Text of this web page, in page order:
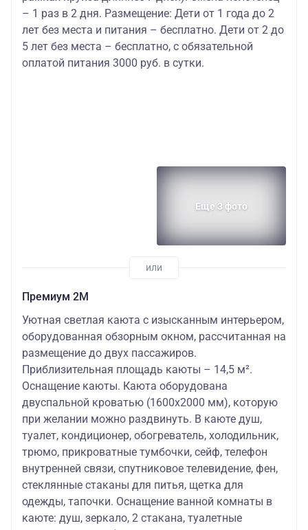
– 1 раз в 2 дня. Размещение: Дети от 1 года до 2
лет без места и питания – бесплатно. Дети от 2 до
5 лет без места – бесплатно, с обязательной
оплатой питания 3000 руб. в сутки.
Еще 3 фото
Премиум 2М
Уютная светлая каюта с изысканным интерьером,
оборудованная обзорным окном, рассчитанная на
размещение до двух пассажиров.
Приблизительная площадь каюты – 14,5 м².
Оснащение каюты. Каюта оборудована
двуспальной кроватью (1600х2000 мм), которую
при желании можно раздвинуть. В каюте душ,
туалет, кондиционер, обогреватель, холодильник,
трюмо, прикроватные тумбочки, сейф, телефон
внутренней связи, спутниковое телевидение, фен,
стеклянные стаканы для питья, щетка для
одежды, тапочки. Оснащение ванной комнаты в
каюте: душ, зеркало, 2 стакана, туалетные